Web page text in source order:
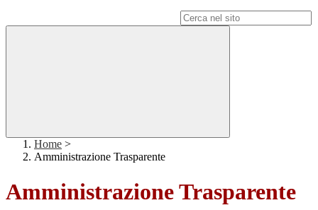
Home >
Amministrazione Trasparente
Amministrazione Trasparente